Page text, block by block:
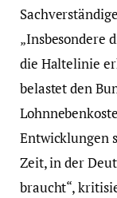
„Insbesondere
die Haltelinie
belastet den
Entwicklungen
Zeit, in der
braucht“,